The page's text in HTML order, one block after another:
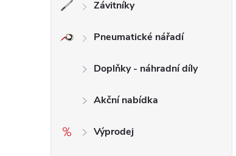
Závitníky
Pneumatické nářadí
Doplňky - náhradní díly
Akční nabídka
Výprodej
DIMAPA
123.6
Planetová podlahová bruska
400V / 7,5kW
129 470 Kč
Skladem